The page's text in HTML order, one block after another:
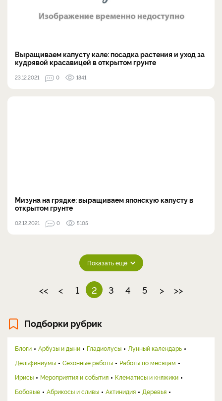
Выращиваем капусту кале: посадка растения и уход за
кудрявой красавицей в открытом грунте
23.12.2021 0 1841
Мизуна на грядке: выращиваем японскую капусту в
открытом грунте
02.12.2021 0 5105
Показать ещё
<< < 1 2 3 4 5 > >>
Подборки рубрик
Блоги Арбузы и дыни Гладиолусы
Лунный календарь
Дельфиниумы
Сезонные работы
Работы по месяцам
Ирисы
Мероприятия и события
Клематисы и княжики
Бобовые
Абрикосы и сливы Актинидия Деревья